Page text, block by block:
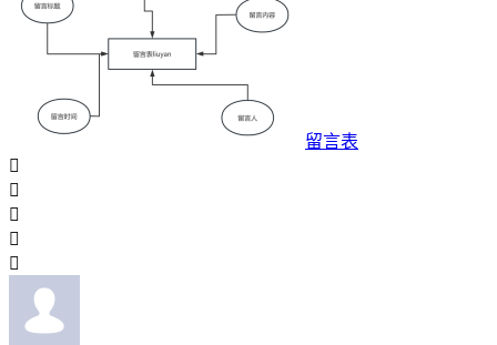
留言表




